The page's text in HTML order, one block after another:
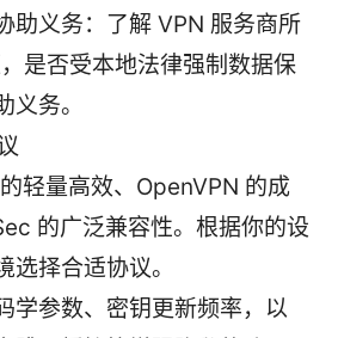
助义务：了解 VPN 服务商所
是否受本地法律强制数据保
义务。
轻量高效、OpenVPN 的成
的广泛兼容性。根据你的设
选择合适协议。
学参数、密钥更新频率，以